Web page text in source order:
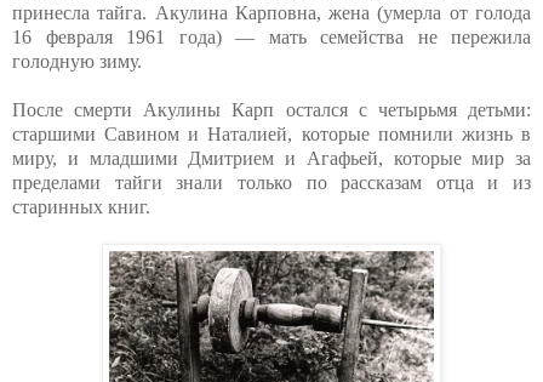
принесла тайга. Акулина Карповна, жена (умерла от голода
16 февраля 1961 года) — мать семейства не пережила
голодную зиму.
После смерти Акулины Карп остался с четырьмя детьми:
старшими Савином и Наталией, которые помнили жизнь в
миру, и младшими Дмитрием и Агафьей, которые мир за
пределами тайги знали только по рассказам отца и из
старинных книг.